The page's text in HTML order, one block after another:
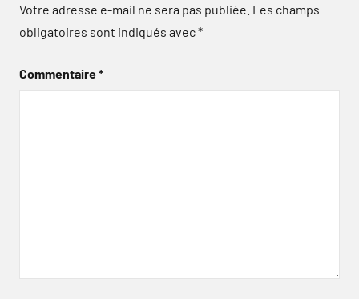
Votre adresse e-mail ne sera pas publiée. Les champs
obligatoires sont indiqués avec*
Commentaire*